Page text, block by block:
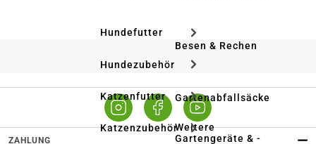
Hundefutter
Hundezubehör
Katzenfutter
Katzenzubehör
Besen & Rechen
Gartenabfallsäcke
Weitere
Gartengeräte & -
ZAHLUNG